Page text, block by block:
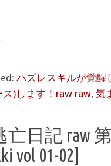
ハズレスキルが覚醒
)します！raw raw, 気
日記 raw 第
vol 01-02]